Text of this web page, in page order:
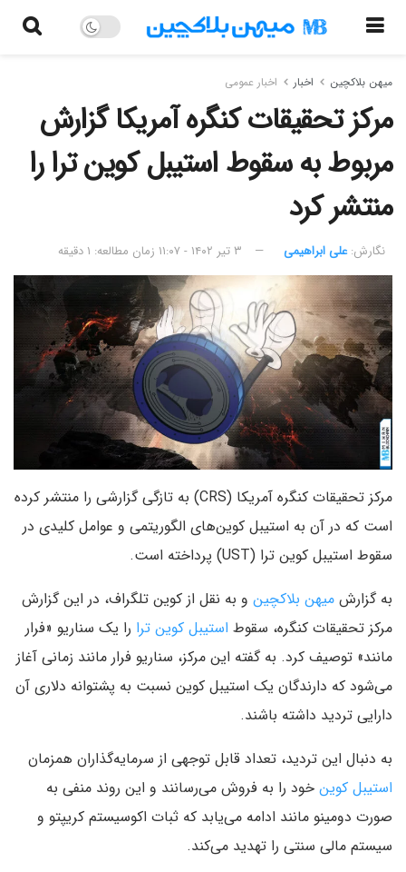
میهن بلاکچین اخبار اخبار عمومی
مرکز تحقیقات کنگره آمریکا گزارش
مربوط به سقوط استیبل کوین ترا را
منتشر کرد
نگارش:‌ علی ابراهیمی ۳ تیر ۱۴۰۲ - ۱۱:۰۷ زمان مطالعه: ۱ دقیقه
مرکز تحقیقات کنگره آمریکا (CRS) به تازگی گزارشی را منتشر کرده
است که در آن به استیبل کوین‌های الگوریتمی و عوامل کلیدی در
سقوط استیبل کوین ترا (UST) پرداخته است.
به گزارش میهن بلاکچین و به نقل از کوین تلگراف، در این گزارش
مرکز تحقیقات کنگره، سقوط استیبل کوین ترا را یک سناریو «فرار
مانند» توصیف کرد. به گفته این مرکز، سناریو فرار مانند زمانی آغاز
می‌شود که دارندگان یک استیبل کوین نسبت به پشتوانه دلاری آن
دارایی تردید داشته باشند.
به دنبال این تردید، تعداد قابل توجهی از سرمایه‌گذاران همزمان
استیبل کوین خود را به فروش می‌رسانند و این روند منفی به
صورت دومینو مانند ادامه می‌یابد که ثبات اکوسیستم کریپتو و
سیستم مالی سنتی را تهدید می‌کند.